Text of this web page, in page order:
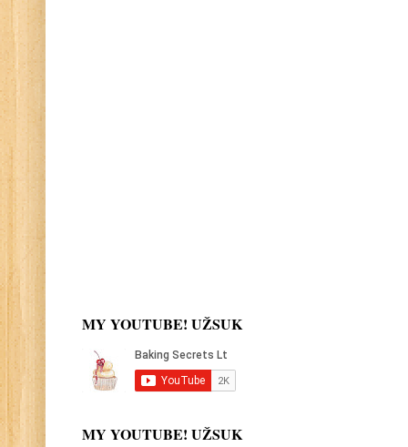
MY YOUTUBE! UŽSUK
MY YOUTUBE! UŽSUK